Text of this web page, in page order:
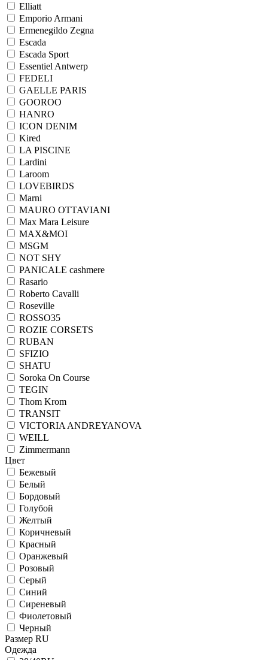
Elliatt
Emporio Armani
Ermenegildo Zegna
Escada
Escada Sport
Essentiel Antwerp
FEDELI
GAELLE PARIS
GOOROO
HANRO
ICON DENIM
Kired
LA PISCINE
Lardini
Laroom
LOVEBIRDS
Marni
MAURO OTTAVIANI
Max Mara Leisure
MAX&MOI
MSGM
NOT SHY
PANICALE cashmere
Rasario
Roberto Cavalli
Roseville
ROSSO35
ROZIE CORSETS
RUBAN
SFIZIO
SHATU
Soroka On Course
TEGIN
Thom Krom
TRANSIT
VICTORIA ANDREYANOVA
WEILL
Zimmermann
Цвет
Бежевый
Белый
Бордовый
Голубой
Желтый
Коричневый
Красный
Оранжевый
Розовый
Серый
Синий
Сиреневый
Фиолетовый
Черный
Размер RU
Одежда